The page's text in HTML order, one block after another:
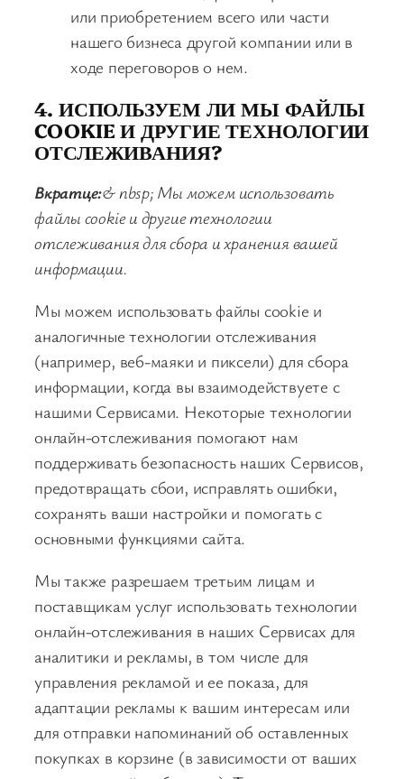
или приобретением всего или части
нашего бизнеса другой компании или в
ходе переговоров о нем.
4. ИСПОЛЬЗУЕМ ЛИ МЫ ФАЙЛЫ
COOKIE И ДРУГИЕ ТЕХНОЛОГИИ
ОТСЛЕЖИВАНИЯ?
Вкратце:& nbsp; Мы можем использовать
файлы cookie и другие технологии
отслеживания для сбора и хранения вашей
информации.
Мы можем использовать файлы cookie и
аналогичные технологии отслеживания
(например, веб-маяки и пиксели) для сбора
информации, когда вы взаимодействуете с
нашими Сервисами. Некоторые технологии
онлайн-отслеживания помогают нам
поддерживать безопасность наших Сервисов,
предотвращать сбои, исправлять ошибки,
сохранять ваши настройки и помогать с
основными функциями сайта.
Мы также разрешаем третьим лицам и
поставщикам услуг использовать технологии
онлайн-отслеживания в наших Сервисах для
аналитики и рекламы, в том числе для
управления рекламой и ее показа, для
адаптации рекламы к вашим интересам или
для отправки напоминаний об оставленных
покупках в корзине (в зависимости от ваших